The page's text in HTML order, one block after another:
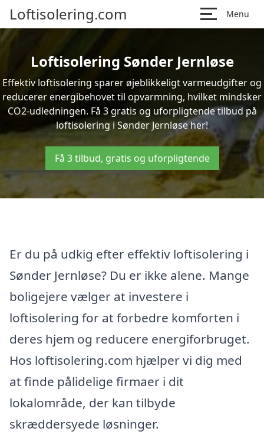
Loftisolering.com Menu
Loftisolering Sønder Jernløse
Effektiv loftisolering sparer øjeblikkeligt varmeudgifter og
reducerer energibehovet til opvarmning, hvilket mindsker
CO2-udledningen. Få 3 gratis og uforpligtende tilbud på
loftisolering i Sønder Jernløse her!
Få 3 tilbud, gratis og uforpligtende
Er du på udkig efter effektiv loftisolering i
Sønder Jernløse? Du er ikke alene. Mange
boligejere vælger at investere i
loftisolering for at forbedre komforten i
deres hjem og reducere energiforbruget.
Hos loftisolering.com hjælper vi dig med
at finde pålidelige firmaer i dit
lokalområde, der kan tilbyde
skræddersyede løsninger.